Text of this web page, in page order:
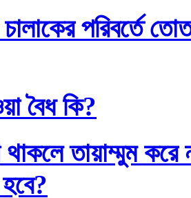
চালাকের পরিবর্তে
বৈধ কি?
থাকলে তায়াম্মুম